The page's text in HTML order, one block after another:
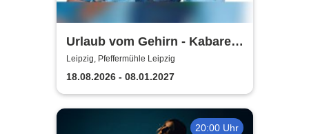
Urlaub vom Gehirn - Kabarett
Leipziger Pfeffermühle
Leipzig, Pfeffermühle Leipzig
18.08.2026 - 08.01.2027
20:00 Uhr